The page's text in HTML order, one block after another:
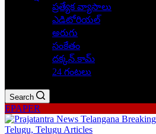
ప్రత్యేక వ్యాసాలు
ఎడిటోరియల్
అరుగు
సంకేతం
దక్కన్.కామ్
24 గంటలు
Search
EPAPER